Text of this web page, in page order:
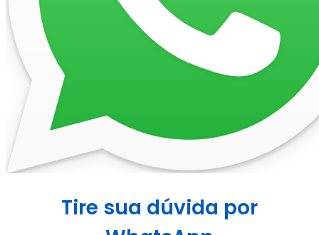
Tire sua dúvida por